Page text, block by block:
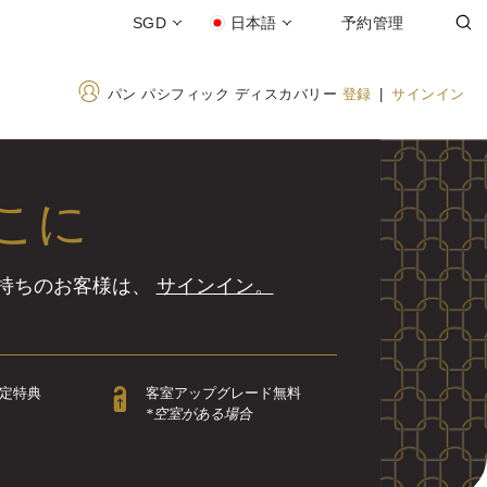
SGD 日本語 予約管理
パン パシフィック ディスカバリー 登録 | サインイン
に
ちのお客様は、 サインイン。
特典
客室アップグレード無料
*空室がある場合